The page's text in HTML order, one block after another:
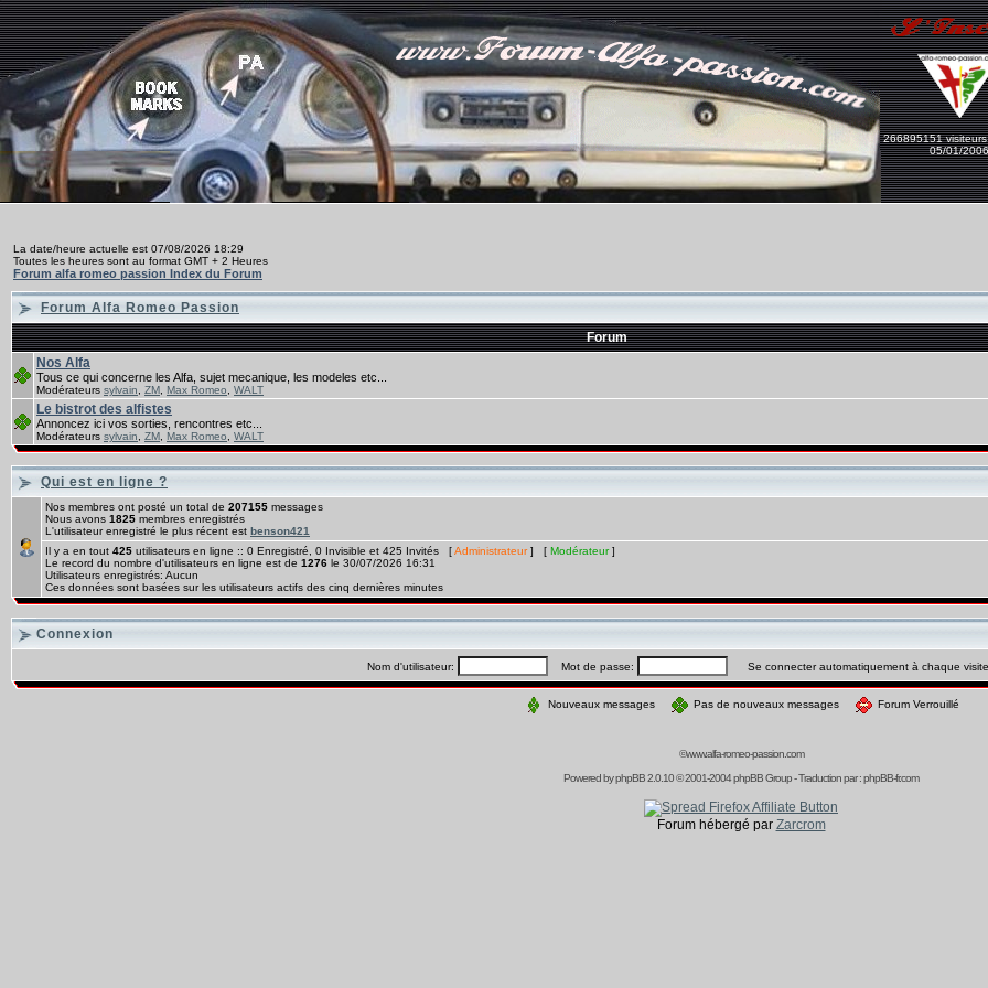
266895151
05/01/2006
La date/heure actuelle est 07/08/2026 18:29
Toutes les heures sont au format GMT + 2 Heures
Forum alfa romeo passion Index du Forum
Forum Alfa Romeo Passion
Forum
Nos Alfa
Tous ce qui concerne les Alfa, sujet mecanique, les modeles etc...
Modérateurs sylvain ZM Max Romeo WALT
Le bistrot des alfistes
Annoncez ici vos sorties, rencontres etc...
Modérateurs sylvain ZM Max Romeo WALT
Qui est en ligne ?
Nos membres ont posté un total de 207155 messages
Nous avons 1825 membres enregistrés
L'utilisateur enregistré le plus récent est benson421
Il y a en tout 425 utilisateurs en ligne :: 0 Enregistré, 0 Invisible et 425 Invités [Administrateur] [ Modérateur]
Le record du nombre d'utilisateurs en ligne est de 1276 le 30/07/2026 16:31
Utilisateurs enregistrés: Aucun
Ces données sont basées sur les utilisateurs actifs des cinq dernières minutes
Connexion
Nom d'utilisateur: Mot de passe: Se connecter automatiquement à chaque
Nouveaux messages Pas de nouveaux messages Forum Verrouillé
©www.alfa-romeo-passion.com
Powered byphpBB2.0.10 © 2001-2004 phpBB Group - Traduction par :phpBB-fr.com
Forum hébergé par Zarcrom